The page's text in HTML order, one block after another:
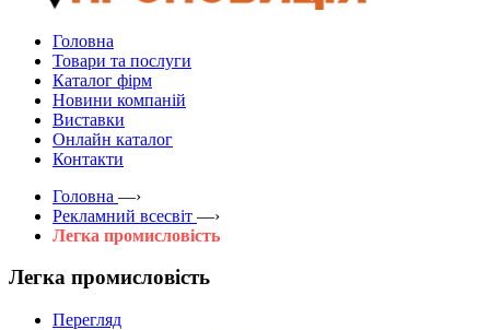
Головна
Товари та послуги
Каталог фірм
Новини компаній
Виставки
Онлайн каталог
Контакти
Головна —›
Рекламний всесвіт —›
Легка промисловість
Легка промисловість
Перегляд